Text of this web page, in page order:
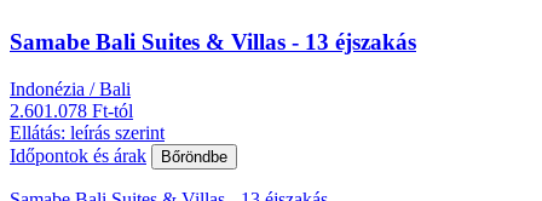
Samabe Bali Suites & Villas - 13 éjszakás
Indonézia / Bali
2.601.078 Ft-tól
Ellátás: leírás szerint
Időpontok és árak
Bőröndbe